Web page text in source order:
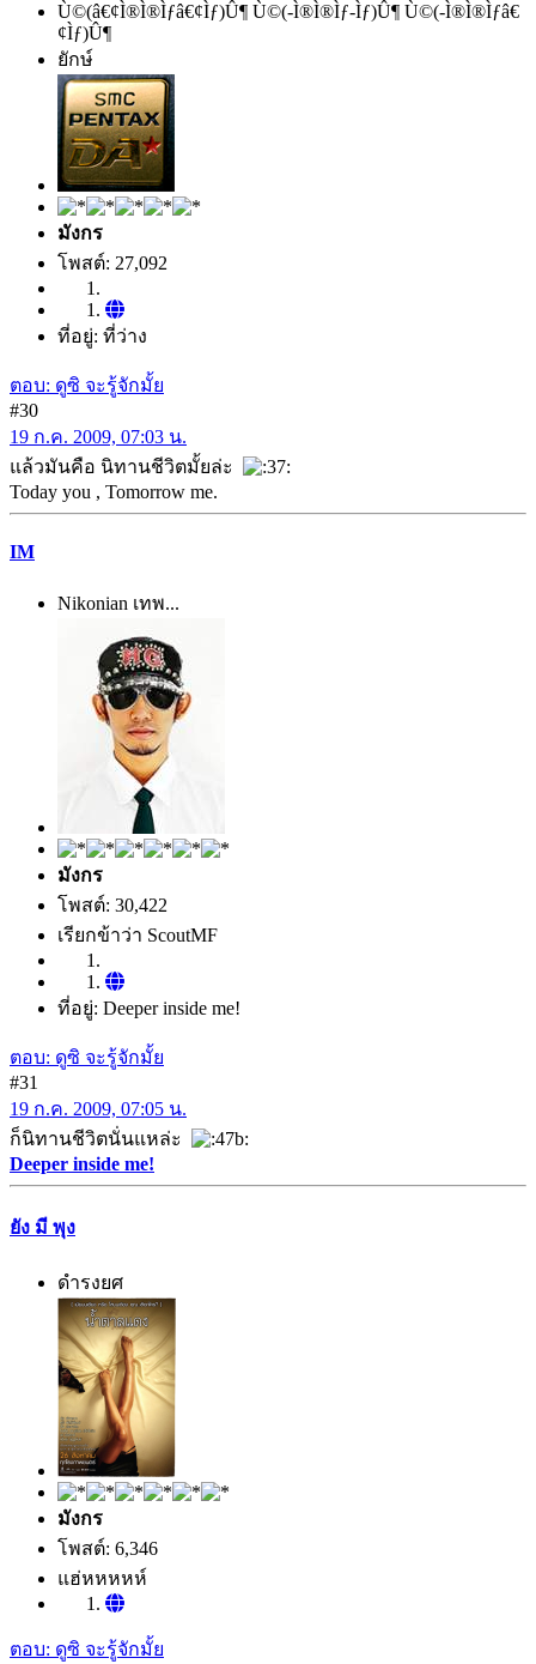
Ù©(â€¢Ì®Ì®Ìƒâ€¢Ìƒ)Û¶ Ù©(-Ì®Ì®Ìƒ-Ìƒ)Û¶ Ù©(-Ì®Ì®Ìƒâ€
¢Ìƒ)Û¶
ยักษ์
มังกร
โพสต์: 27,092
ที่อยู่: ที่ว่าง
ตอบ: ดูซิ จะรู้จักมั้ย
#30
19 ก.ค. 2009, 07:03 น.
แล้วมันคือ นิทานชีวิตมั้ยล่ะ
Today you , Tomorrow me.
IM
Nikonian เทพ...
มังกร
โพสต์: 30,422
เรียกข้าว่า ScoutMF
ที่อยู่: Deeper inside me!
ตอบ: ดูซิ จะรู้จักมั้ย
#31
19 ก.ค. 2009, 07:05 น.
ก็นิทานชีวิตนั่นแหล่ะ
Deeper inside me!
ยัง มี พุง
ดำรงยศ
มังกร
โพสต์: 6,346
แฮ่หหหหห์
ตอบ: ดูซิ จะรู้จักมั้ย